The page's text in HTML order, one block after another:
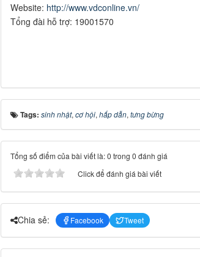
Website: http://www.vdconline.vn/
Tổng đài hỗ trợ: 19001570
Tags: sinh nhật, cơ hội, hấp dẫn, tưng bừng
Tổng số điểm của bài viết là: 0 trong 0 đánh giá
Click để đánh giá bài viết
Chia sẻ: Facebook Tweet